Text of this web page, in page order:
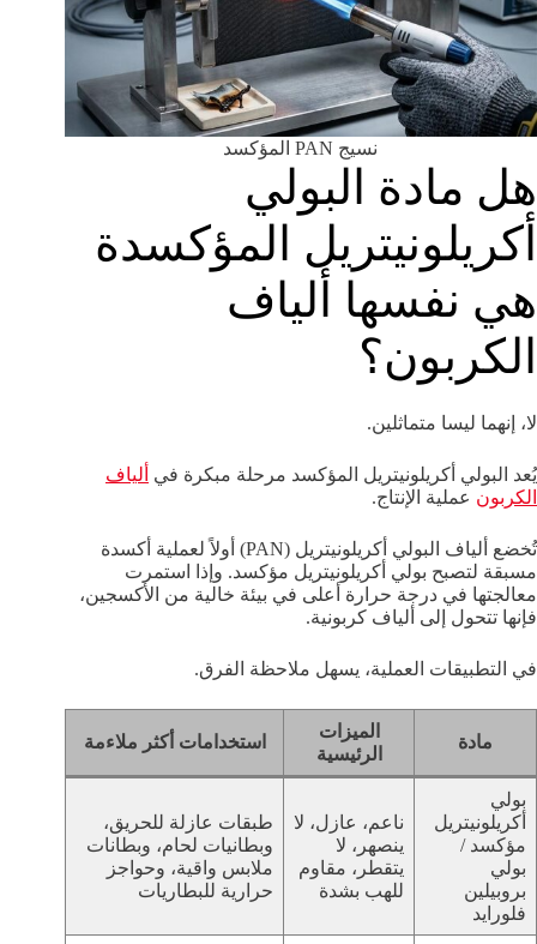
نسيج PAN المؤكسد
هل مادة البولي
أكريلونيتريل المؤكسدة
هي نفسها ألياف
الكربون؟
لا، إنهما ليسا متماثلين.
يُعد البولي أكريلونيتريل المؤكسد مرحلة مبكرة في ألياف
الكربون عملية الإنتاج.
تُخضع ألياف البولي أكريلونيتريل (PAN) أولاً لعملية أكسدة
مسبقة لتصبح بولي أكريلونيتريل مؤكسد. وإذا استمرت
معالجتها في درجة حرارة أعلى في بيئة خالية من الأكسجين،
فإنها تتحول إلى ألياف كربونية.
في التطبيقات العملية، يسهل ملاحظة الفرق.
مادة
الميزات
الرئيسية
استخدامات أكثر ملاءمة
بولي
أكريلونيتريل
مؤكسد /
بولي
بروبيلين
فلورايد
ناعم، عازل، لا
ينصهر، لا
يتقطر، مقاوم
للهب بشدة
طبقات عازلة للحريق،
وبطانيات لحام، وبطانات
ملابس واقية، وحواجز
حرارية للبطاريات